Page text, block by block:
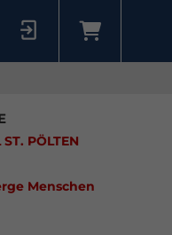
PÖLTEN
Menschen